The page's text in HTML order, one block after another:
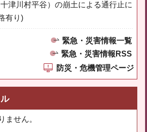
津川村平谷）の崩土による通行止に
有り)
緊急・災害情報一覧
緊急・災害情報RSS
防災・危機管理ページ
ません。